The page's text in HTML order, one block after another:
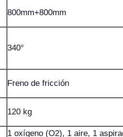
800mm+800mm
340°
Freno de fricción
120 kg
1 oxígeno (O2), 1 aire, 1